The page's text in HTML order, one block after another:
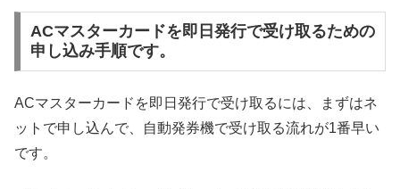
ACマスターカードを即日発行で受け取るための
申し込み手順です。
ACマスターカードを即日発行で受け取るには、まずはネ
ットで申し込んで、自動発券機で受け取る流れが1番早い
です。